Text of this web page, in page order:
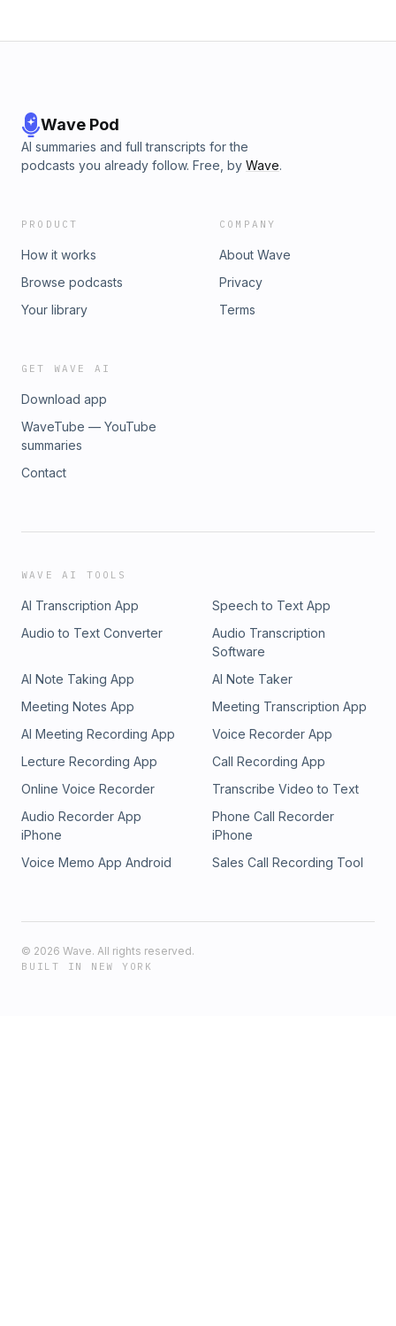
Wave Pod
AI summaries and full transcripts for the
podcasts you already follow. Free, by Wave.
PRODUCT
How it works
Browse podcasts
Your library
COMPANY
About Wave
Privacy
Terms
GET WAVE AI
Download app
WaveTube — YouTube
summaries
Contact
WAVE AI TOOLS
AI Transcription App
Speech to Text App
Audio to Text Converter
Audio Transcription
Software
AI Note Taking App
AI Note Taker
Meeting Notes App
Meeting Transcription App
AI Meeting Recording App
Voice Recorder App
Lecture Recording App
Call Recording App
Online Voice Recorder
Transcribe Video to Text
Audio Recorder App
iPhone
Phone Call Recorder
iPhone
Voice Memo App Android
Sales Call Recording Tool
© 2026 Wave. All rights reserved.
BUILT IN NEW YORK